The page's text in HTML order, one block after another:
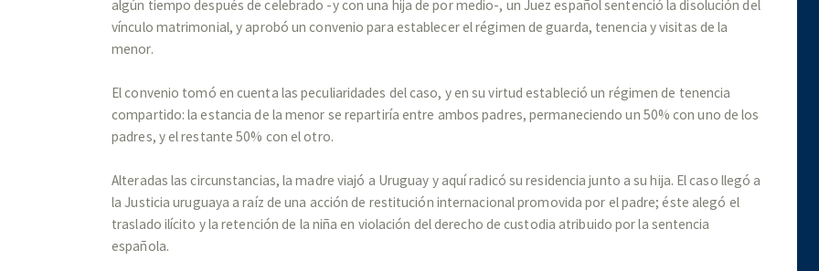
algún tiempo después de celebrado -y con una hija de por medio-, un Juez español sentenció la disolución del
vínculo matrimonial, y aprobó un convenio para establecer el régimen de guarda, tenencia y visitas de la
menor.
El convenio tomó en cuenta las peculiaridades del caso, y en su virtud estableció un régimen de tenencia
compartido: la estancia de la menor se repartiría entre ambos padres, permaneciendo un 50% con uno de los
padres, y el restante 50% con el otro.
Alteradas las circunstancias, la madre viajó a Uruguay y aquí radicó su residencia junto a su hija. El caso llegó a
la Justicia uruguaya a raíz de una acción de restitución internacional promovida por el padre; éste alegó el
traslado ilícito y la retención de la niña en violación del derecho de custodia atribuido por la sentencia
española.